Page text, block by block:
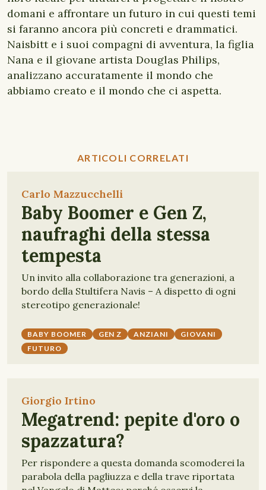
domani e affrontare un futuro in cui questi temi
si faranno ancora più concreti e drammatici.
Naisbitt e i suoi compagni di avventura, la figlia
Nana e il giovane artista Douglas Philips,
analizzano accuratamente il mondo che
abbiamo creato e il mondo che ci aspetta.
ARTICOLI CORRELATI
Carlo Mazzucchelli
Baby Boomer e Gen Z,
naufraghi della stessa
tempesta
Un invito alla collaborazione tra generazioni, a
bordo della Stultifera Navis – A dispetto di ogni
stereotipo generazionale!
BABY BOOMER GEN Z ANZIANI
GIOVANI
FUTURO
Giorgio Irtino
Megatrend: pepite d'oro o
spazzatura?
Per rispondere a questa domanda scomoderei la
parabola della pagliuzza e della trave riportata